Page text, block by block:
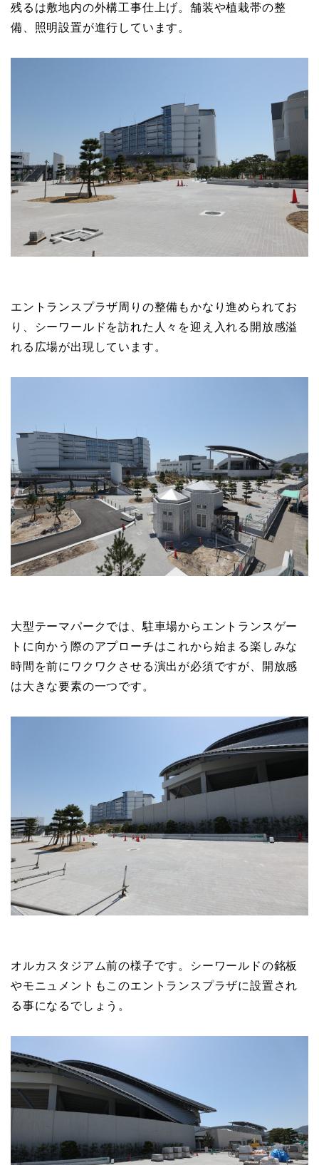
残るは敷地内の外構工事仕上げ。舗装や植栽帯の整
備、照明設置が進行しています。
エントランスプラザ周りの整備もかなり進められてお
り、シーワールドを訪れた人々を迎え入れる開放感溢
れる広場が出現しています。
大型テーマパークでは、駐車場からエントランスゲー
トに向かう際のアプローチはこれから始まる楽しみな
時間を前にワクワクさせる演出が必須ですが、開放感
は大きな要素の一つです。
オルカスタジアム前の様子です。シーワールドの銘板
やモニュメントもこのエントランスプラザに設置され
る事になるでしょう。